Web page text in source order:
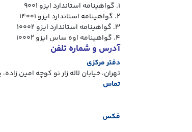
۱. گواهینامه استاندارد ایزو ۹۰۰۱
۲. گواهینامه استاندارد ایزو ۱۴۰۰۱
۳. گواهینامه استاندارد ایزو ۱۰۰۰۲
۴. گواهینامه اوه ساس ایزو ۱۰۰۰۲
آدرس و شماره تلفن
دفتر مرکزی
تهران، خیابان لاله زار نو کوچه امین
تماس
فکس